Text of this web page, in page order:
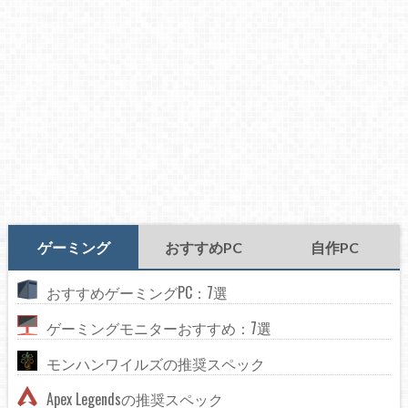
ゲーミング おすすめPC 自作PC
おすすめゲーミングPC：7選
ゲーミングモニターおすすめ：7選
モンハンワイルズの推奨スペック
Apex Legendsの推奨スペック